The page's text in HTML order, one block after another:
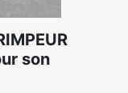
son